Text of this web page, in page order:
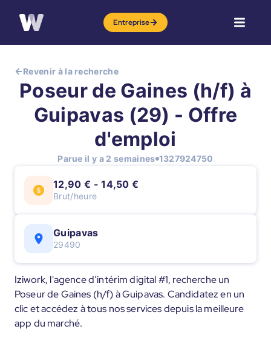
Entreprise
Revenir à la recherche
Poseur de Gaines (h/f) à
Guipavas (29) - Offre
d'emploi
Parue il y a 2 semaines 1327924750
12,90 € - 14,50 €
Brut/heure
Guipavas
29490
Iziwork, l'agence d’intérim digital #1, recherche un
Poseur de Gaines (h/f) à Guipavas. Candidatez en un
clic et accédez à tous nos services depuis la meilleure
app du marché.